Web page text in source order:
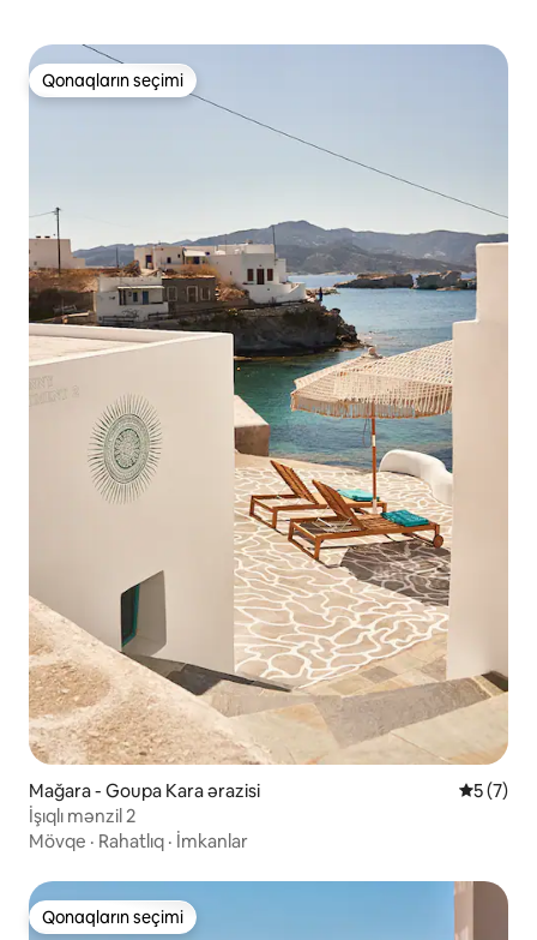
Qonaqların seçimi
Qonaqların seçimi
Mağara - Goupa Kara ərazisi
5 (7)
İşıqlı mənzil 2
Mövqe · Rahatlıq · İmkanlar
Qonaqların seçimi
Qonaqların seçimi